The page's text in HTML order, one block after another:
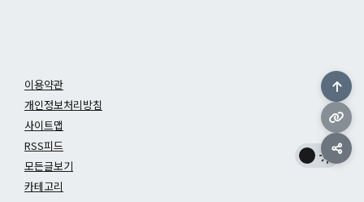
이용약관
개인정보처리방침
사이트맵
RSS피드
모든글보기
카테고리